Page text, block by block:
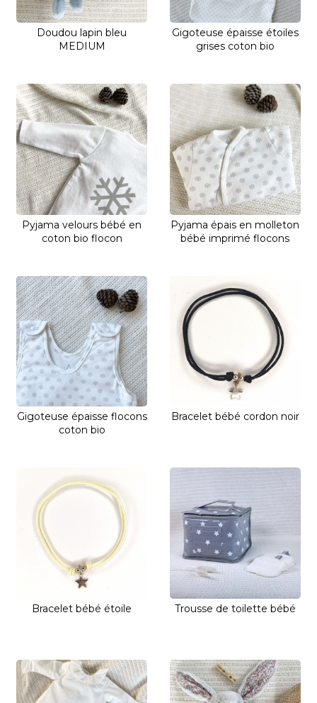
Doudou lapin bleu
MEDIUM
Gigoteuse épaisse étoiles
grises coton bio
Pyjama velours bébé en
coton bio flocon
Pyjama épais en molleton
bébé imprimé flocons
Gigoteuse épaisse flocons
coton bio
Bracelet bébé cordon noir
Bracelet bébé étoile Trousse de toilette bébé